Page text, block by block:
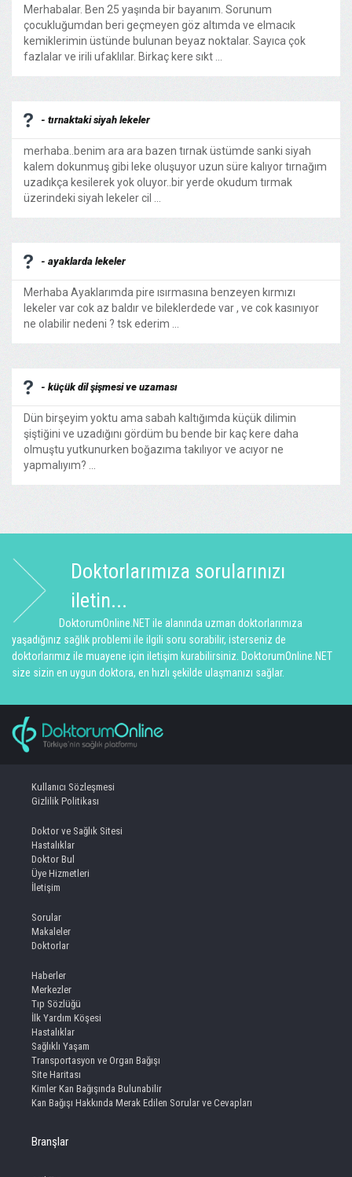
Merhabalar. Ben 25 yaşında bir bayanım. Sorunum
çocukluğumdan beri geçmeyen göz altımda ve elmacık
kemiklerimin üstünde bulunan beyaz noktalar. Sayıca çok
fazlalar ve irili ufaklılar. Birkaç kere sıkt ...
- tırnaktaki siyah lekeler
merhaba..benim ara ara bazen tırnak üstümde sanki siyah
kalem dokunmuş gibi leke oluşuyor uzun süre kalıyor tırnağım
uzadıkça kesilerek yok oluyor..bir yerde okudum tırmak
üzerindeki siyah lekeler cil ...
- ayaklarda lekeler
Merhaba Ayaklarımda pire ısırmasına benzeyen kırmızı
lekeler var cok az baldır ve bileklerdede var , ve cok kasınıyor
ne olabilir nedeni ? tsk ederim ...
- küçük dil şişmesi ve uzaması
Dün birşeyim yoktu ama sabah kaltığımda küçük dilimin
şiştiğini ve uzadığını gördüm bu bende bir kaç kere daha
olmuştu yutkunurken boğazıma takılıyor ve acıyor ne
yapmalıyım? ...
Doktorlarımıza sorularınızı
iletin...
DoktorumOnline.NET ile alanında uzman doktorlarımıza
yaşadığınız sağlık problemi ile ilgili soru sorabilir, isterseniz de
doktorlarımız ile muayene için iletişim kurabilirsiniz. DoktorumOnline.NET
size sizin en uygun doktora, en hızlı şekilde ulaşmanızı sağlar.
Kullanıcı Sözleşmesi
Gizlilik Politikası
Doktor ve Sağlık Sitesi
Hastalıklar
Doktor Bul
Üye Hizmetleri
İletişim
Sorular
Makaleler
Doktorlar
Haberler
Merkezler
Tıp Sözlüğü
İlk Yardım Köşesi
Hastalıklar
Sağlıklı Yaşam
Transportasyon ve Organ Bağışı
Site Haritası
Kimler Kan Bağışında Bulunabilir
Kan Bağışı Hakkında Merak Edilen Sorular ve Cevapları
Branşlar